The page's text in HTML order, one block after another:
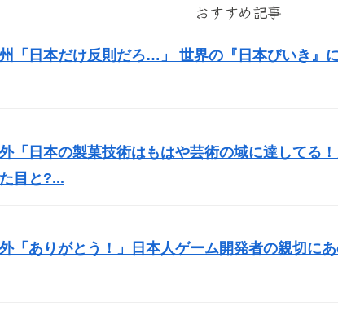
おすすめ記事
「日本だけ反則だろ…」 世界の『日本びいき』
「日本の製菓技術はもはや芸術の域に達してる
目と?...
「ありがとう！」日本人ゲーム開発者の親切に